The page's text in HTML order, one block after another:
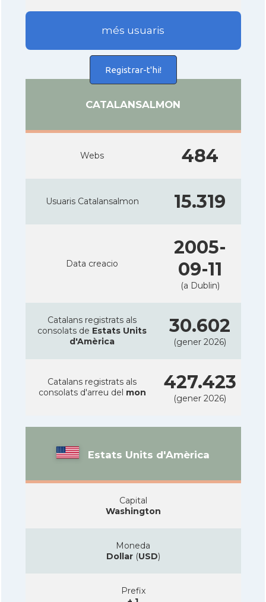
més usuaris
Registrar-t'hi!
CATALANSALMON
Webs 484
Usuaris Catalansalmon 15.319
Data creacio
2005-
09-11
(a Dublin)
Catalans registrats als
consolats de Estats Units
d'Amèrica
30.602
(gener 2026)
Catalans registrats als
consolats d'arreu del mon 427.423
(gener 2026)
Estats Units d'Amèrica
Capital
Washington
Moneda
Dollar(USD)
Prefix